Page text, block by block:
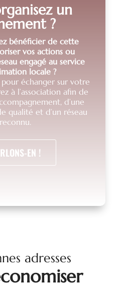
un
?
bénéficier de cette
vos actions ou
engagé au service
locale ?
échanger sur votre
à l’association afin de
d’une
qualité et d’un réseau
reconnu.
EN !
adresses